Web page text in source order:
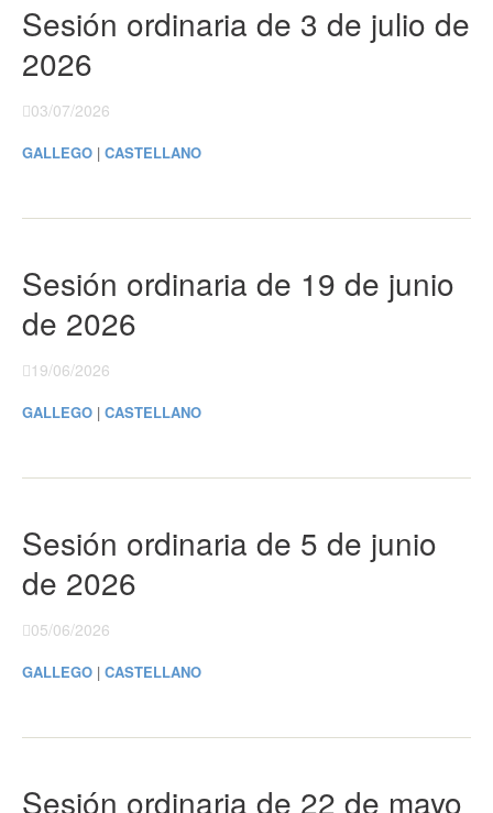
Sesión ordinaria de 3 de julio de
2026
03/07/2026
GALLEGO | CASTELLANO
Sesión ordinaria de 19 de junio
de 2026
19/06/2026
GALLEGO | CASTELLANO
Sesión ordinaria de 5 de junio
de 2026
05/06/2026
GALLEGO | CASTELLANO
Sesión ordinaria de 22 de mayo